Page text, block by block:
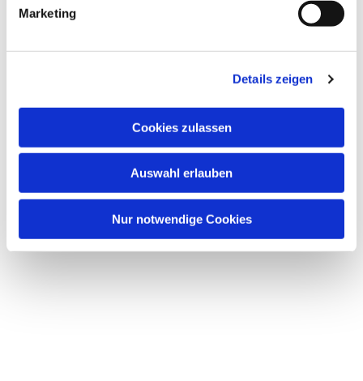
Marketing
Details zeigen
Cookies zulassen
Auswahl erlauben
Nur notwendige Cookies
interessieren